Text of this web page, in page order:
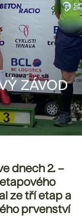
ZÁVOD
dnech 2. –
ze tří etap a
prvenství